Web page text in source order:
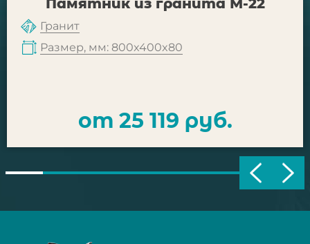
Памятник из гранита М-22
Гранит
Размер, мм: 800x400x80
от 25 119 руб.